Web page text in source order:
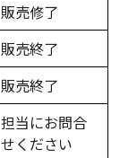
販売修了
販売終了
販売終了
担当にお問合
せください